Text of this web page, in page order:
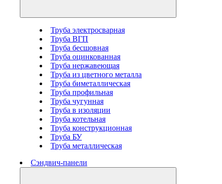
Труба электросварная
Труба ВГП
Труба бесшовная
Труба оцинкованная
Труба нержавеющая
Труба из цветного металла
Труба биметаллическая
Труба профильная
Труба чугунная
Труба в изоляции
Труба котельная
Труба конструкционная
Труба БУ
Труба металлическая
Сэндвич-панели